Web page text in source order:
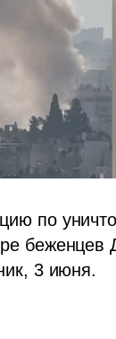
по
3 июня.